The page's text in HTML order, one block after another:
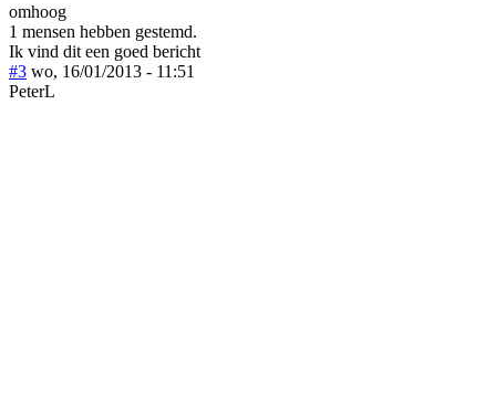
omhoog
1 mensen hebben gestemd.
Ik vind dit een goed bericht
#3 wo, 16/01/2013 - 11:51
PeterL